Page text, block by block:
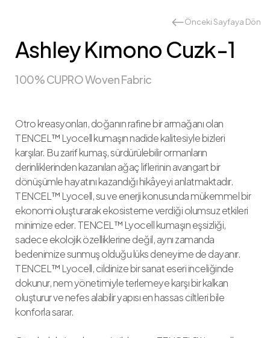
Önceki Sayfaya Dön
Ashley Kımono Cuzk-1
100% CUPRO Woven Fabric
Otro kreasyonları, doğanın rafine bir armağanı olan
TENCEL™ Lyocell kumaşın nadide kalitesiyle bizleri
karşılar. Bu zarif kumaş, sürdürülebilir ormanların
derinliklerinden kazanılan ağaç liflerinin avangart bir
dönüşümle hayatını kazandığı hikâyeyi anlatmaktadır.
TENCEL™ Lyocell, su ve enerji konusunda mükemmel bir
ekonomi oluşturarak ekosisteme verdiği olumsuz etkileri
minimize eder. TENCEL™ Lyocell kumaşın eşsizliği,
sadece ekolojik özelliklerine değil, aynı zamanda
bedenimize sunmuş olduğu lüks deneyime de dayanır.
TENCEL™ Lyocell, cildinize bir sanat eseri inceliğinde
dokunur, nem yönetimiyle terlemeye karşı bir kalkan
oluşturur ve nefes alabilir yapısı en hassas ciltleri bile
konforla sarar.